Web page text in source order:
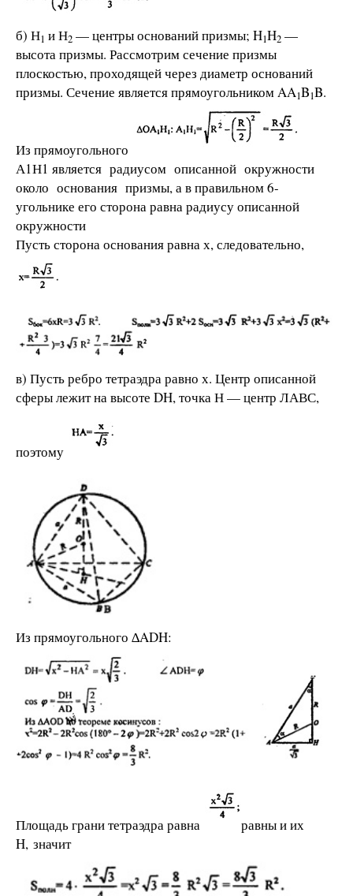
б) Н1 и Н2 — центры оснований призмы; H1H2 —
высота призмы. Рассмотрим сечение призмы
плоскостью, проходящей через диаметр оснований
призмы. Сечение является прямоугольником AA1B1B.
Из прямоугольного
А1Н1 является радиусом описанной окружности
около основания призмы, а в правильном 6-
угольнике его сторона равна радиусу описанной
окружности
Пусть сторона основания равна х, следовательно,
в) Пусть ребро тетраэдра равно х. Центр описанной
сферы лежит на высоте DH, точка Н — центр ЛАВС,
поэтому
Из прямоугольного ∆ADH:
Площадь грани тетраэдра равна
равны и их
H, значит